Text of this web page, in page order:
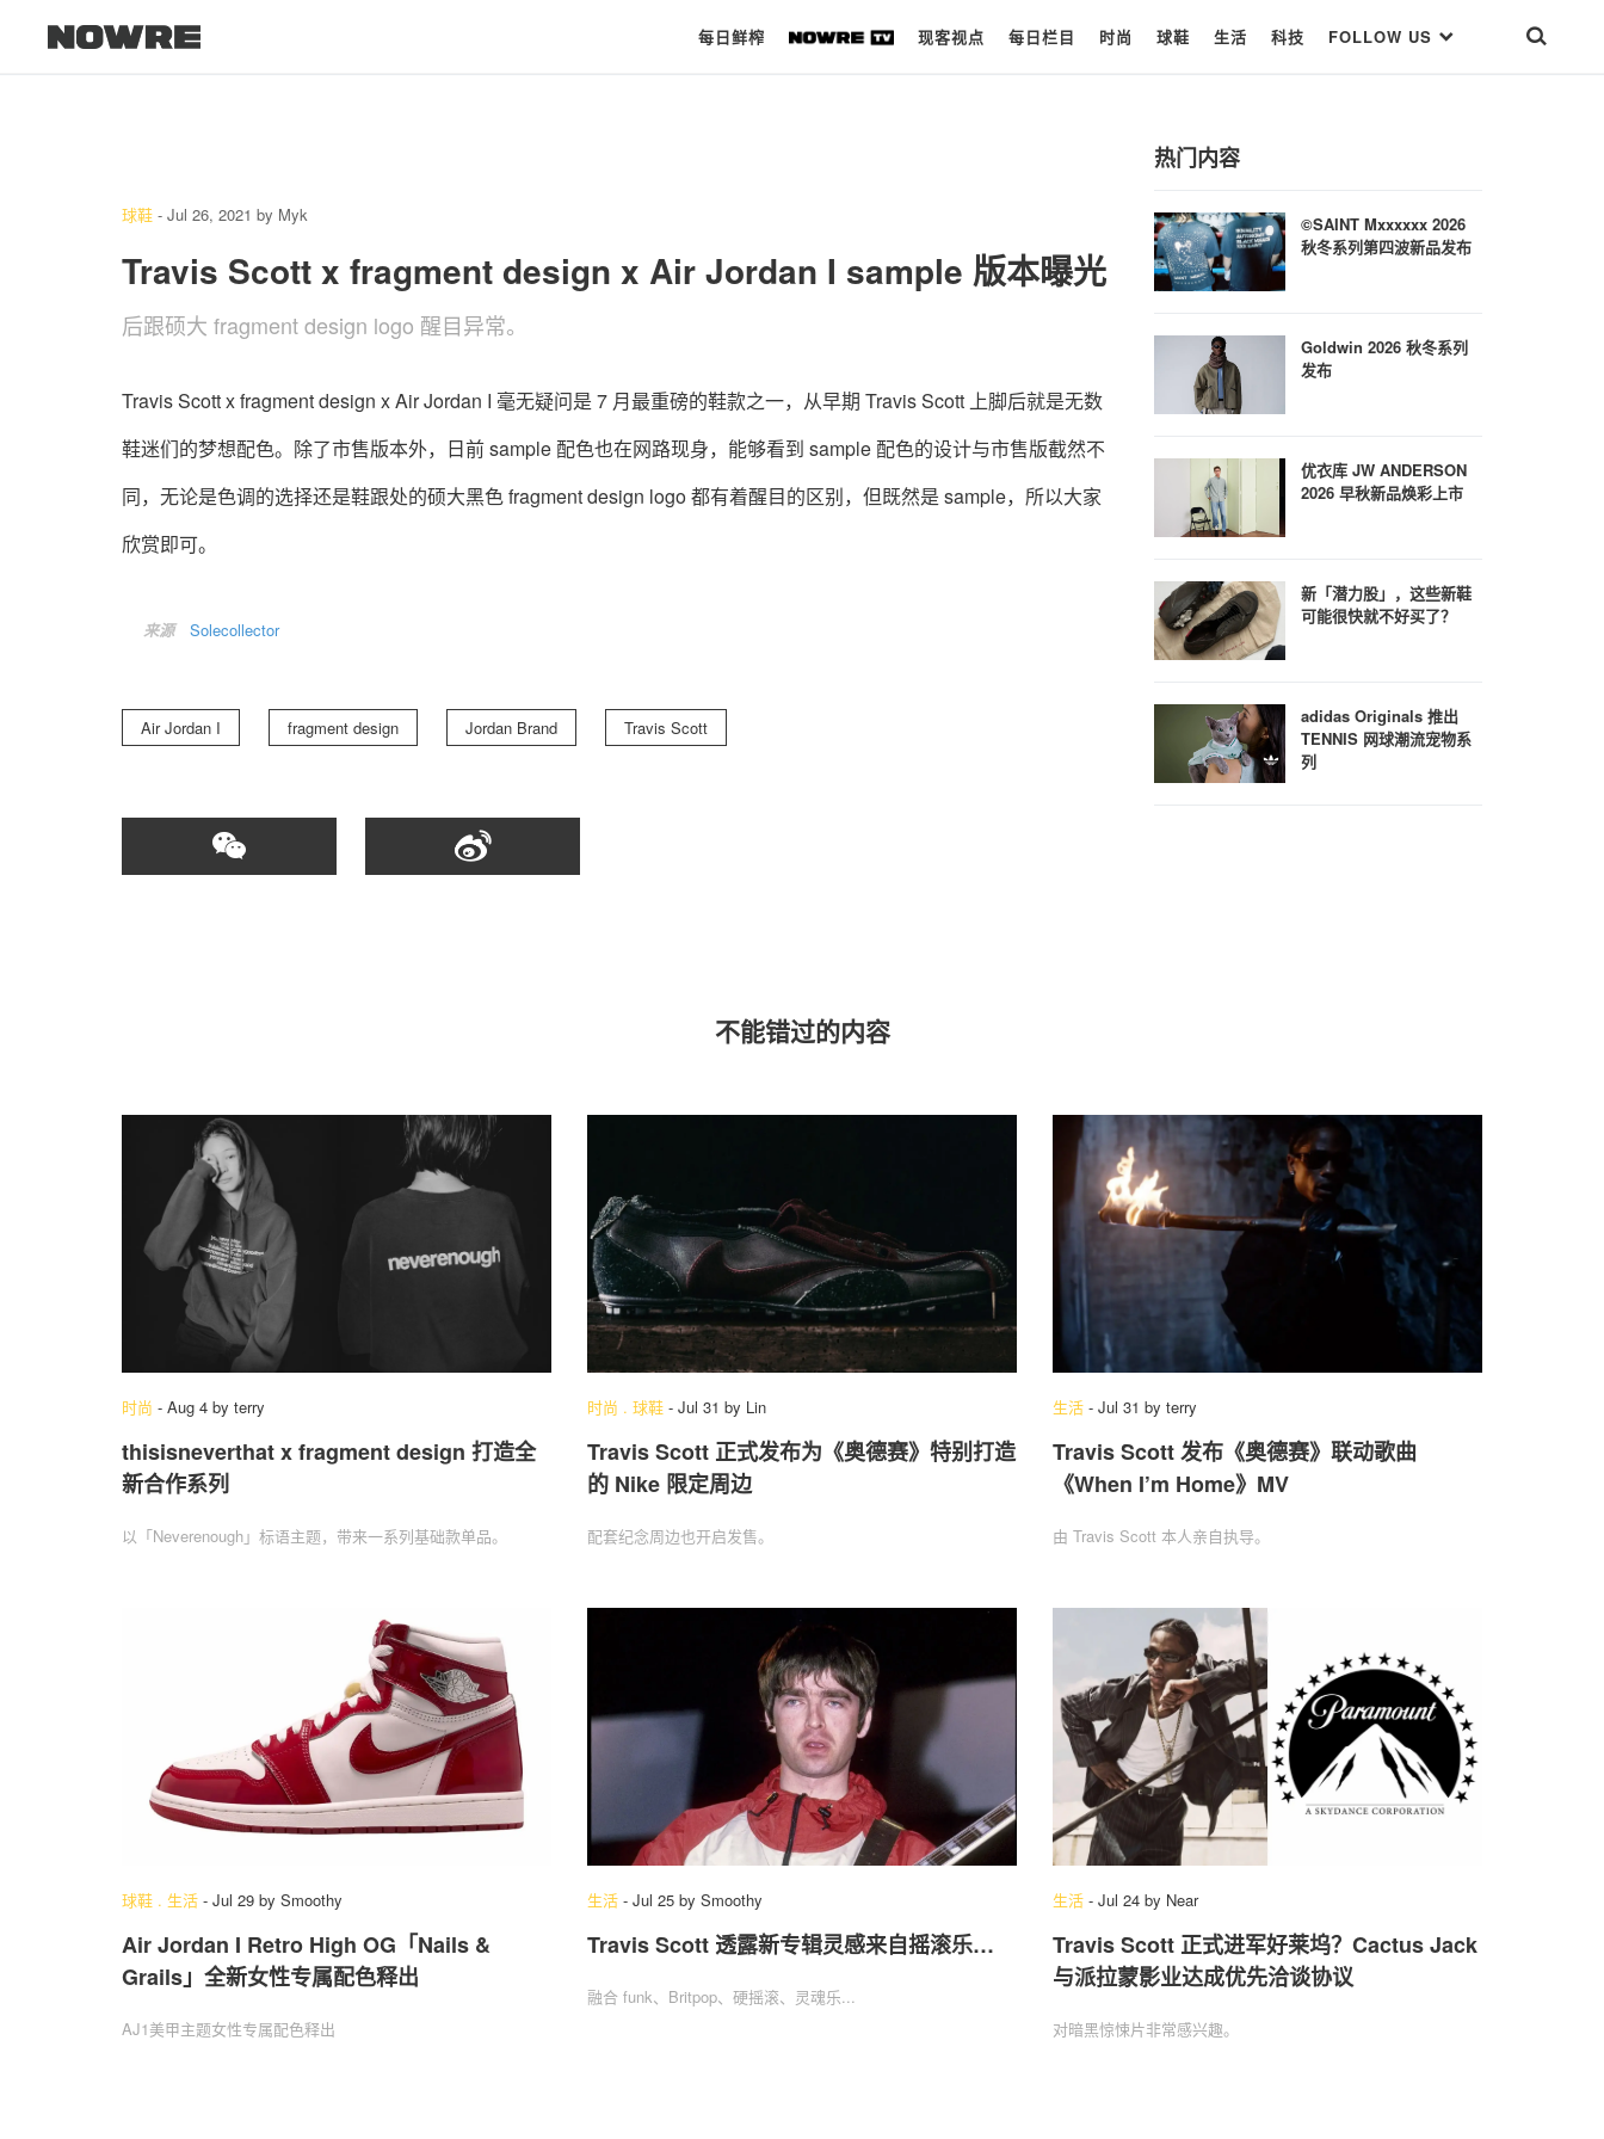
每日鲜榨 现客视点 每日栏目 时尚 球鞋 生活 科技 FOLLOW US
每日栏目
科 技
球鞋 - Jul 26, 2021 by Myk
Travis Scott x fragment design x Air Jordan I sample 版本曝光
后跟硕大 fragment design logo 醒目异常。
Travis Scott x fragment design x Air Jordan I 毫无疑问是 7 月最重磅的鞋款之一，从早期 Travis Scott 上脚后就是无数
鞋迷们的梦想配色。除了市售版本外，日前 sample 配色也在网路现身，能够看到 sample 配色的设计与市售版截然不
同，无论是色调的选择还是鞋跟处的硕大黑色 fragment design logo 都有着醒目的区别，但既然是 sample，所以大家
欣赏即可。
来源 Solecollector
Air Jordan I fragment design Jordan Brand Travis Scott
热门内容
©SAINT Mxxxxxx 2026
秋冬系列第四波新品发布
Goldwin 2026 秋冬系列
发布
优衣库 JW ANDERSON
2026 早秋新品焕彩上市
新「潜力股」，这些新鞋
可能很快就不好买了？
adidas Originals 推出
TENNIS 网球潮流宠物系
列
不能错过的内容
时尚 - Aug 4 by terry
thisisneverthat x fragment design 打造全
新合作系列
以「Neverenough」标语主题，带来一系列基础款单品。
时尚 . 球鞋 - Jul 31 by Lin
Travis Scott 正式发布为《奥德赛》特别打造
的 Nike 限定周边
配套纪念周边也开启发售。
生活 - Jul 31 by terry
Travis Scott 发布《奥德赛》联动歌曲
《When I’m Home》MV
由 Travis Scott 本人亲自执导。
球鞋 . 生活 - Jul 29 by Smoothy
Air Jordan I Retro High OG「Nails &
Grails」全新女性专属配色释出
AJ1美甲主题女性专属配色释出
生活 - Jul 25 by Smoothy
Travis Scott 透露新专辑灵感来自摇滚乐…
融合 funk、Britpop、硬摇滚、灵魂乐...
生活 - Jul 24 by Near
Travis Scott 正式进军好莱坞？Cactus Jack
与派拉蒙影业达成优先洽谈协议
对暗黑惊悚片非常感兴趣。